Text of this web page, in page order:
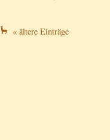
« ältere Einträge